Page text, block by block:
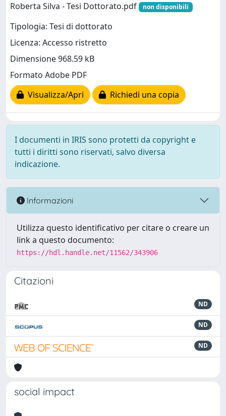
Roberta Silva - Tesi Dottorato.pdf
non disponibili
Tipologia: Tesi di dottorato
Licenza: Accesso ristretto
Dimensione 968.59 kB
Formato Adobe PDF
Visualizza/Apri
Richiedi una copia
I documenti in IRIS sono protetti da copyright e
tutti i diritti sono riservati, salvo diversa
indicazione.
Informazioni
Utilizza questo identificativo per citare o creare un
link a questo documento:
https://hdl.handle.net/11562/343906
Citazioni
ND
ND
ND
social impact